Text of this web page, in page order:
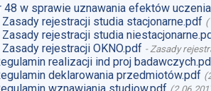
48 w sprawie uznawania efektów
rejestracji studia stacjonarne.pdf (
rejestracji studia
rejestracji OKNO.pdf - Zasady
realizacji ind proj
deklarowania przedmiotów.pdf (